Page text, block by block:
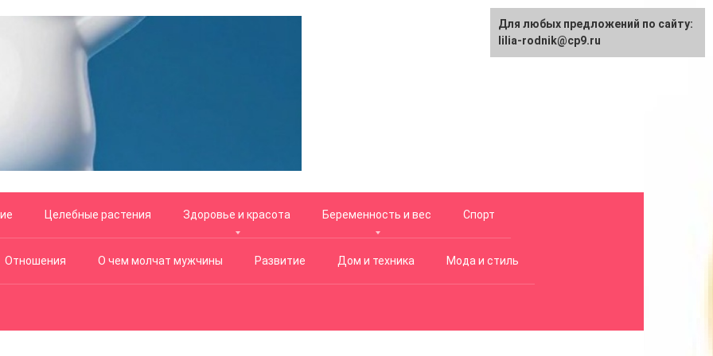
Целебные растения Здоровье и красота Беременность и вес Спорт
Отношения О чем молчат мужчины Развитие Дом и техника Мода и стиль
Для любых предложений по сайту:
lilia-rodnik@cp9.ru